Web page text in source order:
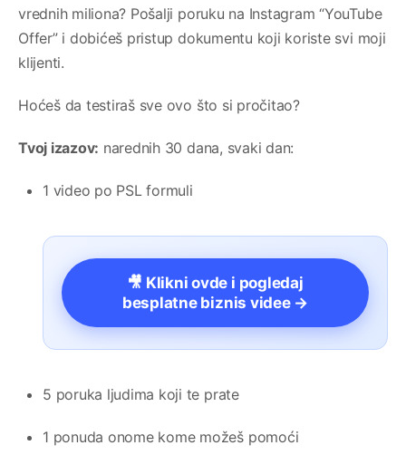
vrednih miliona? Pošalji poruku na Instagram “YouTube
Offer” i dobićeš pristup dokumentu koji koriste svi moji
klijenti.
Hoćeš da testiraš sve ovo što si pročitao?
Tvoj izazov: narednih 30 dana, svaki dan:
1 video po PSL formuli
🎥 Klikni ovde i pogledaj
besplatne biznis videe →
5 poruka ljudima koji te prate
1 ponuda onome kome možeš pomoći